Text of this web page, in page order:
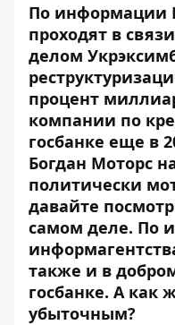
По информации
проходят в
делом
процент
компании по
госбанке еще в
Богдан Моторс
политически
давайте
самом деле. По
также и в
госбанке. А как
убыточным?